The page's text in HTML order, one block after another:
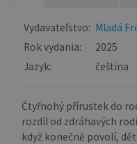
Vydavateľstvo: Mladá
Rok vydania:
2025
Jazyk:
čeština
Čtyřnohý přírustek do
rozdíl od zdráhavých
když konečně povolí,